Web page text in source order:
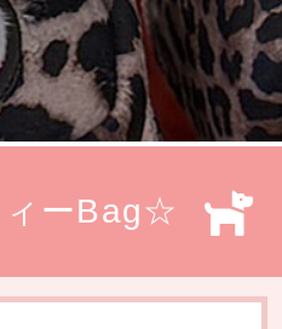
ーBag☆